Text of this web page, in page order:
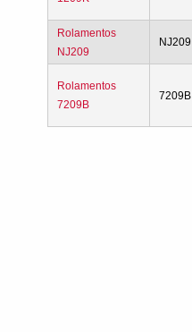
Rolamentos
NJ209
NJ209
Rolamentos
7209B
7209B